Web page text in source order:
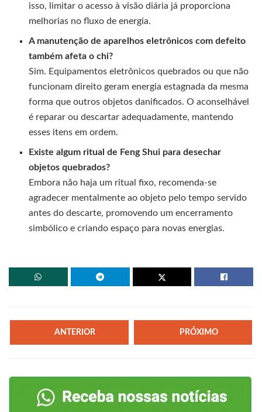
isso, limitar o acesso à visão diária já proporciona
melhorias no fluxo de energia.
A manutenção de aparelhos eletrônicos com defeito
também afeta o chi?
Sim. Equipamentos eletrônicos quebrados ou que não
funcionam direito geram energia estagnada da mesma
forma que outros objetos danificados. O aconselhável
é reparar ou descartar adequadamente, mantendo
esses itens em ordem.
Existe algum ritual de Feng Shui para desechar
objetos quebrados?
Embora não haja um ritual fixo, recomenda-se
agradecer mentalmente ao objeto pelo tempo servido
antes do descarte, promovendo um encerramento
simbólico e criando espaço para novas energias.
ANTERIOR PRÓXIMO